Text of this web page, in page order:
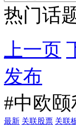
热门话
上一页
发布
#中欧
最新 关联股票 关联